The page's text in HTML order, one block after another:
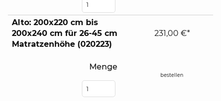
Alto: 200x220 cm bis
200x240 cm für 26-45 cm
Matratzenhöhe (020223)
Menge
231,00 €*
bestellen